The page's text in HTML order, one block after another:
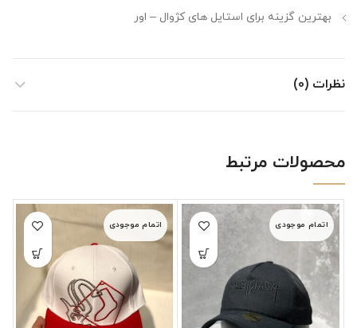
بهترین گزینه برای استایل های کژوال – اور
نظرات (0)
محصولات مرتبط
اتمام موجودی اتمام موجودی